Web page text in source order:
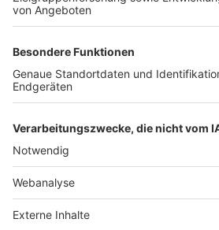
TOP-PARTNER
Nutzungsbedingungen Datenschutz